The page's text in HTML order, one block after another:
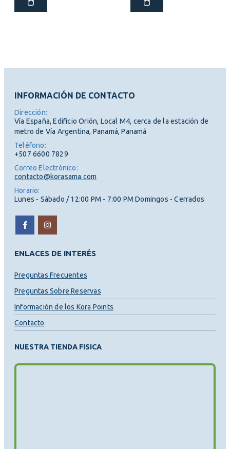
INFORMACIÓN DE CONTACTO
Dirección:
Vía España, Edificio Orión, Local M4, cerca de la estación de
metro de Vía Argentina, Panamá, Panamá
Teléfono:
+507 6600 7829
Correo Electrónico:
contacto@korasama.com
Horario:
Lunes - Sábado / 12:00 PM - 7:00 PM Domingos - Cerrados
ENLACES DE INTERÉS
Preguntas Frecuentes
Preguntas Sobre Reservas
Información de los Kora Points
Contacto
NUESTRA TIENDA FISICA